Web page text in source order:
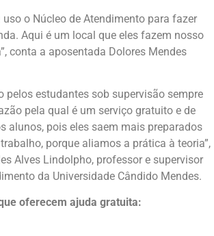
uso o Núcleo de Atendimento para fazer
Aqui é um local que eles fazem nosso
conta a aposentada Dolores Mendes
pelos estudantes sob supervisão sempre
pela qual é um serviço gratuito e de
alunos, pois eles saem mais preparados
porque aliamos a prática à teoria”,
Alves Lindolpho, professor e supervisor
da Universidade Cândido Mendes.
oferecem ajuda gratuita: